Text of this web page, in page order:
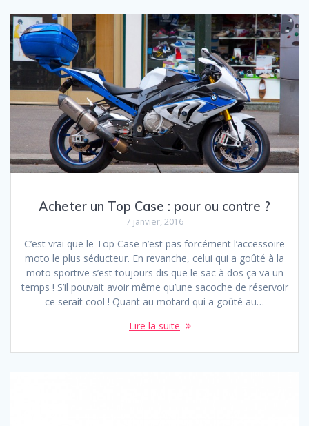
Acheter un Top Case : pour ou contre ?
7 janvier, 2016
C’est vrai que le Top Case n’est pas forcément l’accessoire
moto le plus séducteur. En revanche, celui qui a goûté à la
moto sportive s’est toujours dis que le sac à dos ça va un
temps ! S’il pouvait avoir même qu’une sacoche de réservoir
ce serait cool ! Quant au motard qui a goûté au…
Lire la suite